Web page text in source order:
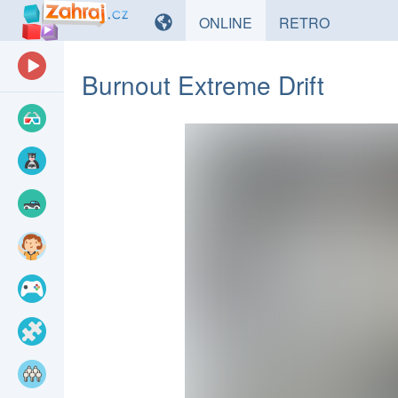
ONLINE HRYRETROHRY
Burnout Extreme Drift